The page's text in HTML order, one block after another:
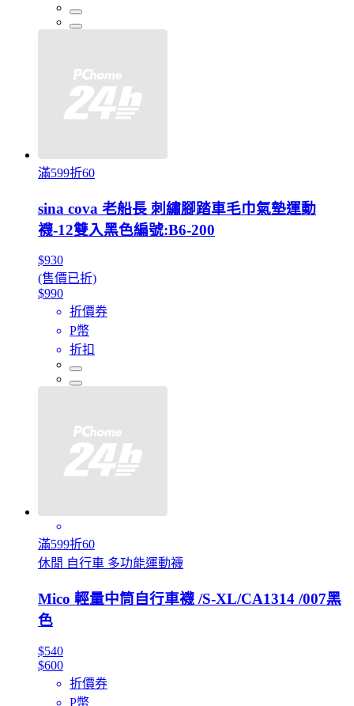
滿599折60
sina cova 老船長 刺繡腳踏車毛巾氣墊運動
襪-12雙入黑色編號:B6-200
$930
(售價已折)
$990
折價券
P幣
折扣
滿599折60
休閒 自行車 多功能運動襪
Mico 輕量中筒自行車襪 /S-XL/CA1314 /007黑
色
$540
$600
折價券
P幣